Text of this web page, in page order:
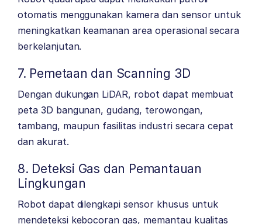
otomatis menggunakan kamera dan sensor untuk
meningkatkan keamanan area operasional secara
berkelanjutan.
7. Pemetaan dan Scanning 3D
Dengan dukungan LiDAR, robot dapat membuat
peta 3D bangunan, gudang, terowongan,
tambang, maupun fasilitas industri secara cepat
dan akurat.
8. Deteksi Gas dan Pemantauan
Lingkungan
Robot dapat dilengkapi sensor khusus untuk
mendeteksi kebocoran gas, memantau kualitas